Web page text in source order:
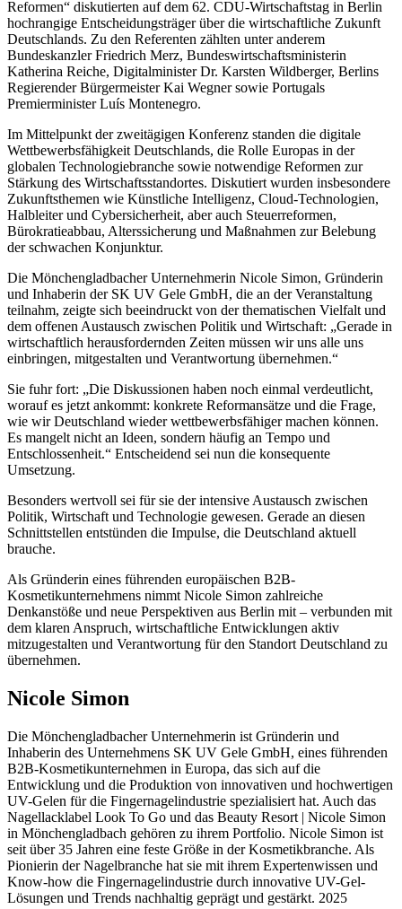
Reformen“ diskutierten auf dem 62. CDU-Wirtschaftstag in Berlin
hochrangige Entscheidungsträger über die wirtschaftliche Zukunft
Deutschlands. Zu den Referenten zählten unter anderem
Bundeskanzler Friedrich Merz, Bundeswirtschaftsministerin
Katherina Reiche, Digitalminister Dr. Karsten Wildberger, Berlins
Regierender Bürgermeister Kai Wegner sowie Portugals
Premierminister Luís Montenegro.
Im Mittelpunkt der zweitägigen Konferenz standen die digitale
Wettbewerbsfähigkeit Deutschlands, die Rolle Europas in der
globalen Technologiebranche sowie notwendige Reformen zur
Stärkung des Wirtschaftsstandortes. Diskutiert wurden insbesondere
Zukunftsthemen wie Künstliche Intelligenz, Cloud-Technologien,
Halbleiter und Cybersicherheit, aber auch Steuerreformen,
Bürokratieabbau, Alterssicherung und Maßnahmen zur Belebung
der schwachen Konjunktur.
Die Mönchengladbacher Unternehmerin Nicole Simon, Gründerin
und Inhaberin der SK UV Gele GmbH, die an der Veranstaltung
teilnahm, zeigte sich beeindruckt von der thematischen Vielfalt und
dem offenen Austausch zwischen Politik und Wirtschaft: „Gerade in
wirtschaftlich herausfordernden Zeiten müssen wir uns alle uns
einbringen, mitgestalten und Verantwortung übernehmen.“
Sie fuhr fort: „Die Diskussionen haben noch einmal verdeutlicht,
worauf es jetzt ankommt: konkrete Reformansätze und die Frage,
wie wir Deutschland wieder wettbewerbsfähiger machen können.
Es mangelt nicht an Ideen, sondern häufig an Tempo und
Entschlossenheit.“ Entscheidend sei nun die konsequente
Umsetzung.
Besonders wertvoll sei für sie der intensive Austausch zwischen
Politik, Wirtschaft und Technologie gewesen. Gerade an diesen
Schnittstellen entstünden die Impulse, die Deutschland aktuell
brauche.
Als Gründerin eines führenden europäischen B2B-
Kosmetikunternehmens nimmt Nicole Simon zahlreiche
Denkanstöße und neue Perspektiven aus Berlin mit – verbunden mit
dem klaren Anspruch, wirtschaftliche Entwicklungen aktiv
mitzugestalten und Verantwortung für den Standort Deutschland zu
übernehmen.
Nicole Simon
Die Mönchengladbacher Unternehmerin ist Gründerin und
Inhaberin des Unternehmens SK UV Gele GmbH, eines führenden
B2B-Kosmetikunternehmen in Europa, das sich auf die
Entwicklung und die Produktion von innovativen und hochwertigen
UV-Gelen für die Fingernagelindustrie spezialisiert hat. Auch das
Nagellacklabel Look To Go und das Beauty Resort | Nicole Simon
in Mönchengladbach gehören zu ihrem Portfolio. Nicole Simon ist
seit über 35 Jahren eine feste Größe in der Kosmetikbranche. Als
Pionierin der Nagelbranche hat sie mit ihrem Expertenwissen und
Know-how die Fingernagelindustrie durch innovative UV-Gel-
Lösungen und Trends nachhaltig geprägt und gestärkt. 2025